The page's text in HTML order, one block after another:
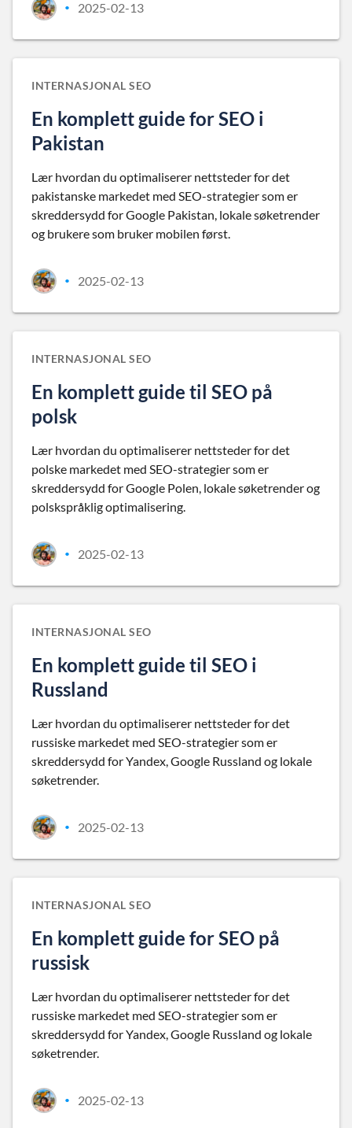
• 2025-02-13
INTERNASJONAL SEO
En komplett guide for SEO i
Pakistan
Lær hvordan du optimaliserer nettsteder for det
pakistanske markedet med SEO-strategier som er
skreddersydd for Google Pakistan, lokale søketrender
og brukere som bruker mobilen først.
• 2025-02-13
INTERNASJONAL SEO
En komplett guide til SEO på
polsk
Lær hvordan du optimaliserer nettsteder for det
polske markedet med SEO-strategier som er
skreddersydd for Google Polen, lokale søketrender og
polskspråklig optimalisering.
• 2025-02-13
INTERNASJONAL SEO
En komplett guide til SEO i
Russland
Lær hvordan du optimaliserer nettsteder for det
russiske markedet med SEO-strategier som er
skreddersydd for Yandex, Google Russland og lokale
søketrender.
• 2025-02-13
INTERNASJONAL SEO
En komplett guide for SEO på
russisk
Lær hvordan du optimaliserer nettsteder for det
russiske markedet med SEO-strategier som er
skreddersydd for Yandex, Google Russland og lokale
søketrender.
• 2025-02-13